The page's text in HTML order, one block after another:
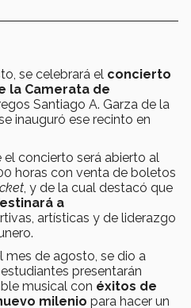
se celebrará el concierto
la Camerata de
Santiago A. Garza de la
inauguró ese recinto en
el concierto será abierto al
horas con venta de boletos
, y de la cual destacó que
a
artísticas y de liderazgo
mes de agosto, se dio a
presentarán
musical con éxitos de
milenio para hacer un